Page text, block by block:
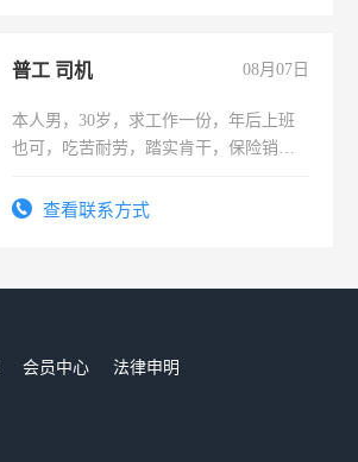
普工 司机 08月07日
本人男，30岁，求工作一份，年后上班
也可，吃苦耐劳，踏实肯干，保险销售
查看联系方式
会员中心
法律申明